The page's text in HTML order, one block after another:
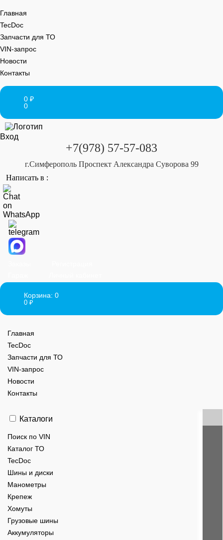
Главная
TecDoc
Запчасти для ТО
VIN-запрос
Новости
Контакты
0 ₽
0
Вход
+7(978) 57-57-083
г.Симферополь Проспект Александра Суворова 99
Написать в :
Корзина: 0
0 ₽
Главная
TecDoc
Запчасти для ТО
VIN-запрос
Новости
Контакты
Каталоги
Поиск по VIN
Каталог ТО
TecDoc
Шины и диски
Манометры
Крепеж
Хомуты
Грузовые шины
Аккумуляторы